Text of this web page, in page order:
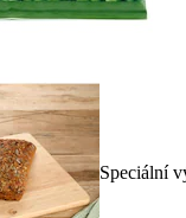
Speciální